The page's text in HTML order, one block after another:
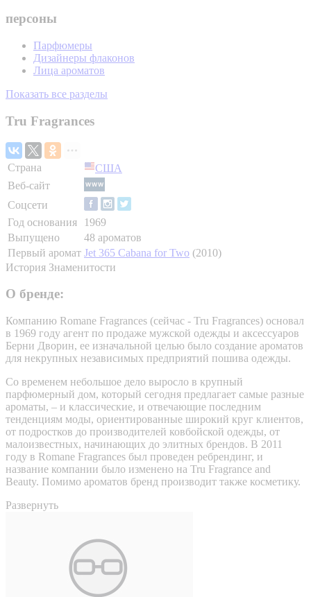
персоны
Парфюмеры
Дизайнеры флаконов
Лица ароматов
Показать все разделы
Tru Fragrances
Страна
США
Веб-сайт
Соцсети
Год основания
1969
Выпущено
48 ароматов
Первый аромат Jet 365 Cabana for Two (2010)
История Знаменитости
О бренде:
Компанию Romane Fragrances (сейчас - Tru Fragrances) основал
в 1969 году агент по продаже мужской одежды и аксессуаров
Берни Дворин, ее изначальной целью было создание ароматов
для некрупных независимых предприятий пошива одежды.
Со временем небольшое дело выросло в крупный
парфюмерный дом, который сегодня предлагает самые разные
ароматы, – и классические, и отвечающие последним
тенденциям моды, ориентированные широкий круг клиентов,
от подростков до производителей ковбойской одежды, от
малоизвестных, начинающих до элитных брендов. В 2011
году в Romane Fragrances был проведен ребрендинг, и
название компании было изменено на Tru Fragrance and
Beauty. Помимо ароматов бренд производит также косметику.
Развернуть